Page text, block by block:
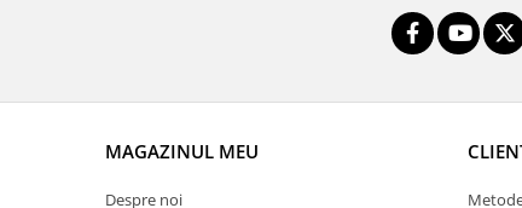
MAGAZINUL MEU
Despre noi